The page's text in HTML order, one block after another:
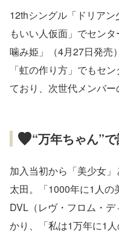
12thシングル「ドリア
もいい人仮面」でセン
噛み姫」（4月27日発売
「虹の作り方」でもセ
ており、次世代メンバー
“万年ちゃん”
加入当初から「美少女
太田。「1000年に1人の
DVL（レヴ・フロム・
かり、「私は1万年に1